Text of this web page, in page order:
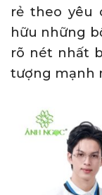
rẻ theo yêu
hữu những
rõ nét nhất
tượng mạnh